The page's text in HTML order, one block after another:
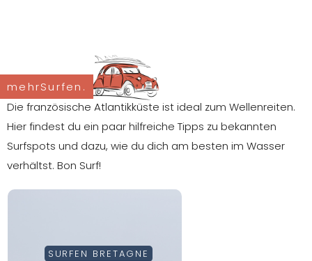
mehrSurfen.
Die französische Atlantikküste ist ideal zum Wellenreiten.
Hier findest du ein paar hilfreiche Tipps zu bekannten
Surfspots und dazu, wie du dich am besten im Wasser
verhältst. Bon Surf!
SURFEN BRETAGNE